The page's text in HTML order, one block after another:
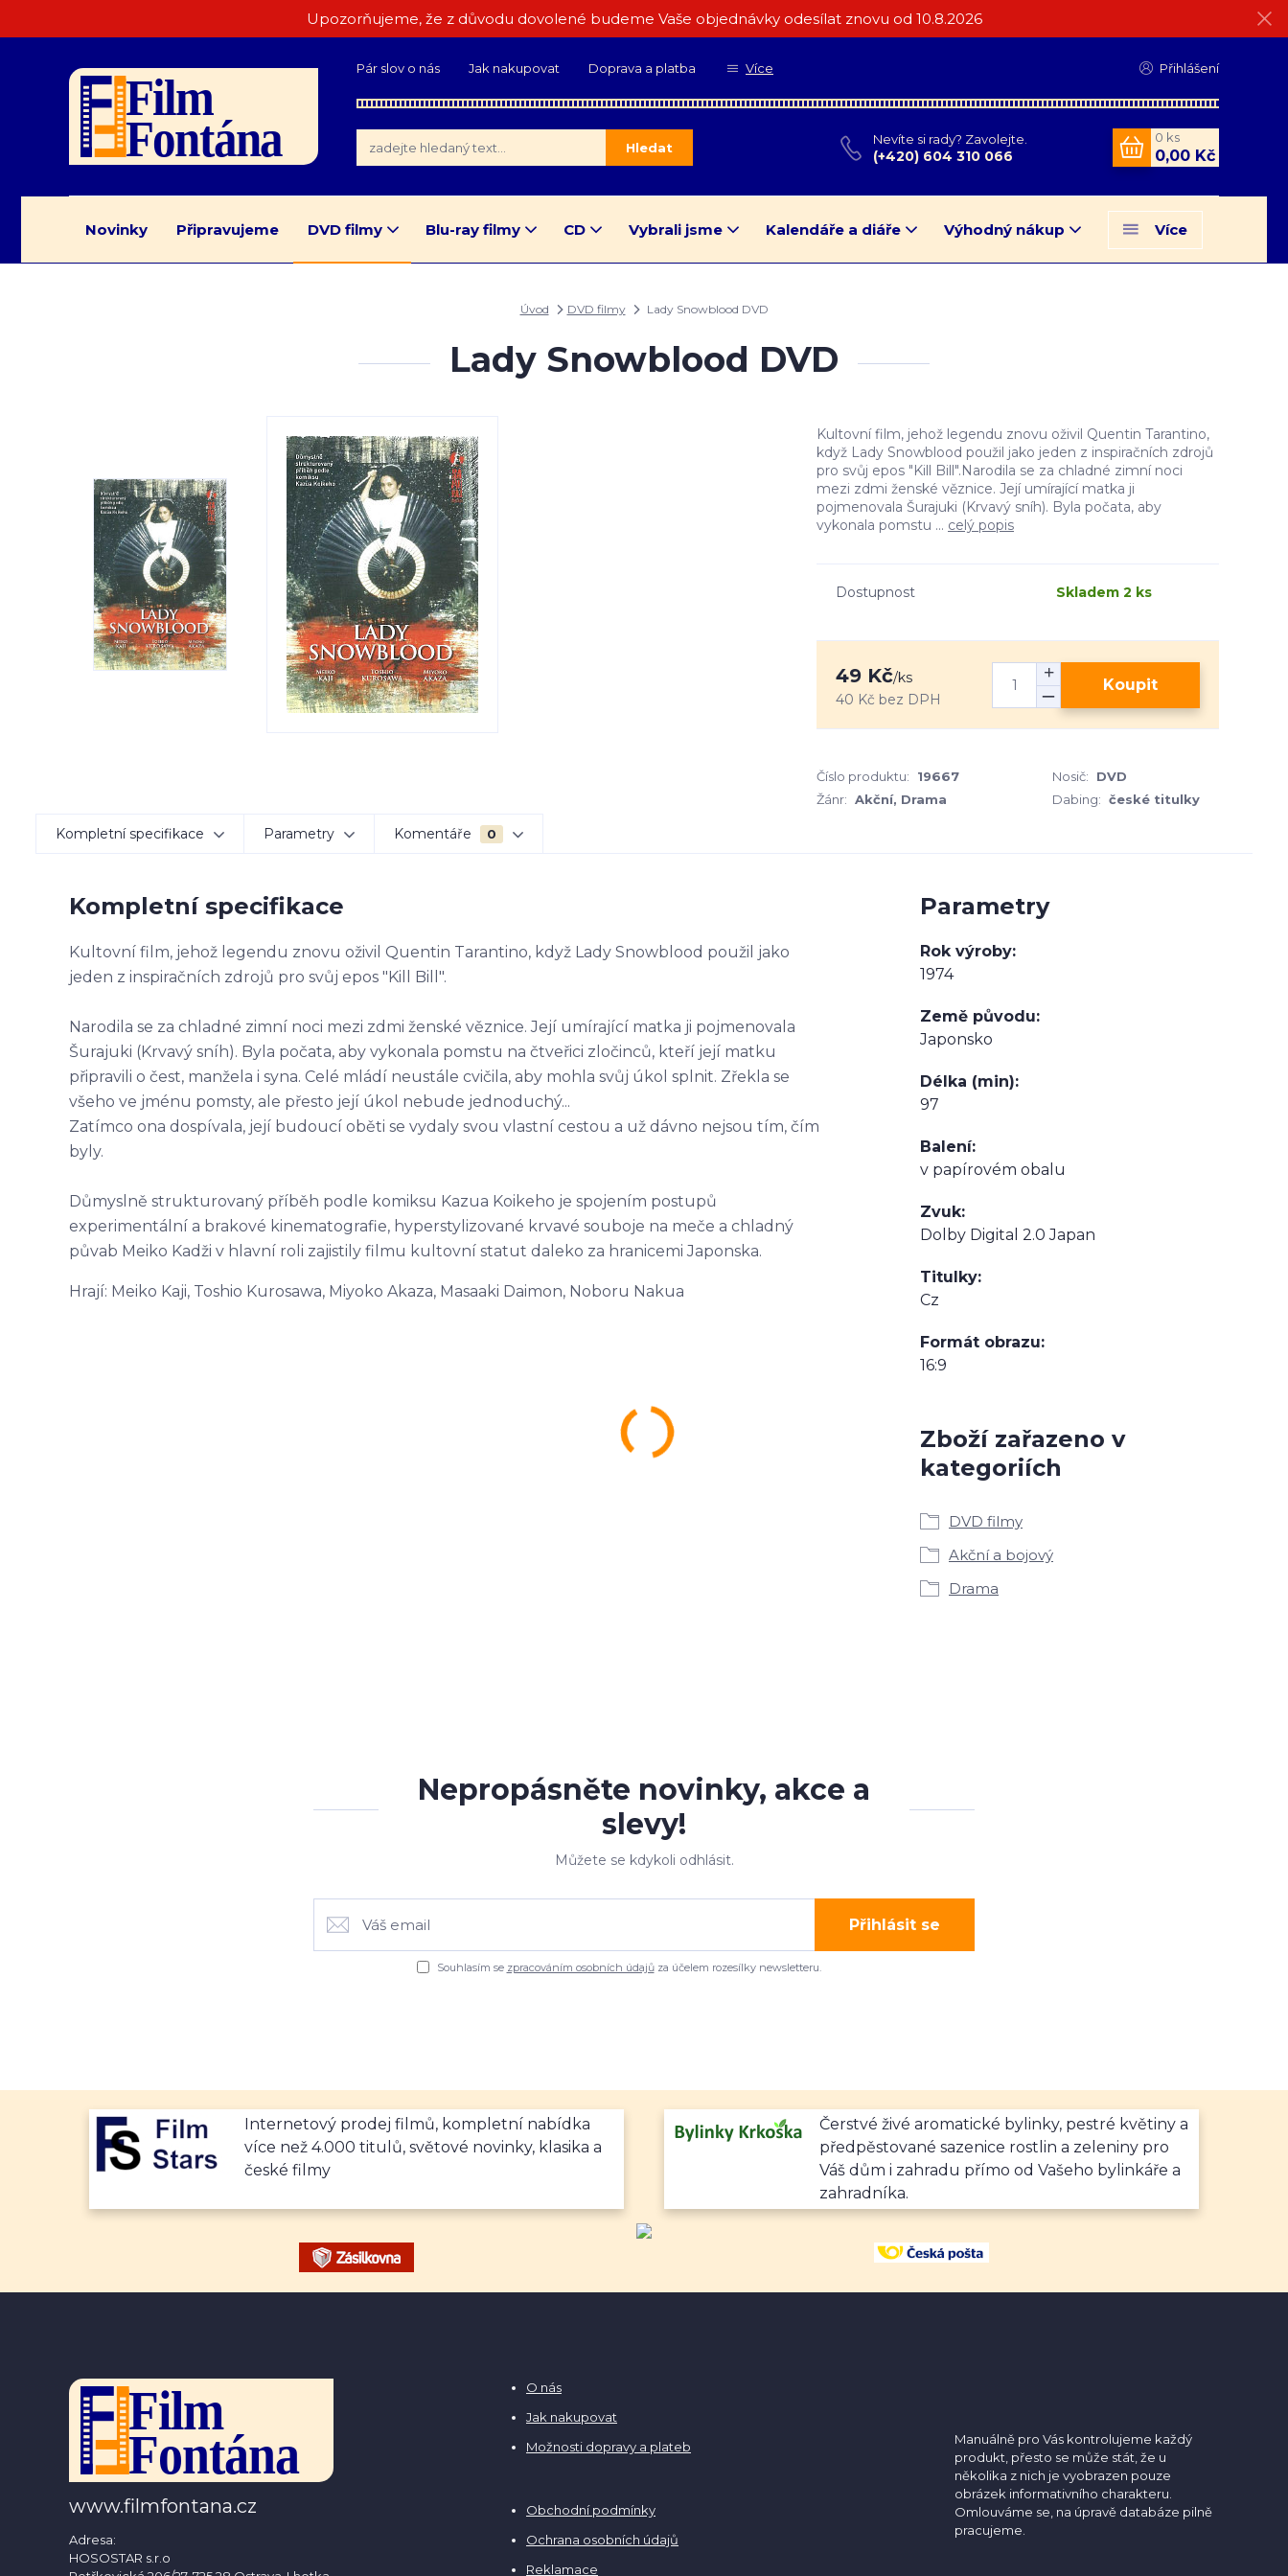
Upozorňujeme, že z důvodu dovolené budeme Vaše objednávky odesílat znovu od 10.8.2026
Pár slov o nás Jak nakupovat Doprava a platba Více Přihlášení
Hledat
Nevíte si rady? Zavolejte.
(+420) 604 310 066
0 ks
0,00 Kč
Novinky Připravujeme DVD filmy Blu-ray filmy CD Vybrali jsme Kalendáře a diáře Výhodný nákup Více
Úvod DVD filmy Lady Snowblood DVD
Lady Snowblood DVD
Kultovní film, jehož legendu znovu oživil Quentin Tarantino,
když Lady Snowblood použil jako jeden z inspiračních zdrojů
pro svůj epos "Kill Bill".Narodila se za chladné zimní noci
mezi zdmi ženské věznice. Její umírající matka ji
pojmenovala Šurajuki (Krvavý sníh). Byla počata, aby
vykonala pomstu ... celý popis
Dostupnost Skladem 2 ks
49 Kč/ks
40 Kč bez DPH
Koupit
Číslo produktu: 19667 Nosič:
DVD
Žánr: Akční, Drama Dabing: české titulky
Kompletní specifikace Parametry Komentáře 0
Kompletní specifikace
Kultovní film, jehož legendu znovu oživil Quentin Tarantino, když Lady Snowblood použil jako
jeden z inspiračních zdrojů pro svůj epos "Kill Bill".
Narodila se za chladné zimní noci mezi zdmi ženské věznice. Její umírající matka ji pojmenovala
Šurajuki (Krvavý sníh). Byla počata, aby vykonala pomstu na čtveřici zločinců, kteří její matku
připravili o čest, manžela i syna. Celé mládí neustále cvičila, aby mohla svůj úkol splnit. Zřekla se
všeho ve jménu pomsty, ale přesto její úkol nebude jednoduchý...
Zatímco ona dospívala, její budoucí oběti se vydaly svou vlastní cestou a už dávno nejsou tím, čím
byly.
Důmyslně strukturovaný příběh podle komiksu Kazua Koikeho je spojením postupů
experimentální a brakové kinematografie, hyperstylizované krvavé souboje na meče a chladný
půvab Meiko Kadži v hlavní roli zajistily filmu kultovní statut daleko za hranicemi Japonska.
Hrají: Meiko Kaji, Toshio Kurosawa, Miyoko Akaza, Masaaki Daimon, Noboru Nakua
Parametry
Rok výroby
1974
Země původu
Japonsko
Délka (min)
97
Balení
v papírovém obalu
Zvuk
Dolby Digital 2.0 Japan
Titulky
Cz
Formát obrazu
16:9
Zboží zařazeno v
kategoriích
DVD filmy
Akční a bojový
Drama
Nepropásněte novinky, akce a
slevy!
Můžete se kdykoli odhlásit.
Přihlásit se
Souhlasím se zpracováním osobních údajůza účelem rozesílky newsletteru.
Internetový prodej filmů, kompletní nabídka
více než 4.000 titulů, světové novinky, klasika a
české filmy
Čerstvé živé aromatické bylinky, pestré květiny a
předpěstované sazenice rostlin a zeleniny pro
Váš dům i zahradu přímo od Vašeho bylinkáře a
zahradníka.
www.filmfontana.cz
Adresa:
HOSOSTAR s.r.o
O nás
Jak nakupovat
Možnosti dopravy a plateb
Obchodní podmínky
Ochrana osobních údajů
Reklamace
Manuálně pro Vás kontrolujeme každý
produkt, přesto se může stát, že u
několika z nich je vyobrazen pouze
obrázek informativního charakteru.
Omlouváme se, na úpravě databáze pilně
pracujeme.